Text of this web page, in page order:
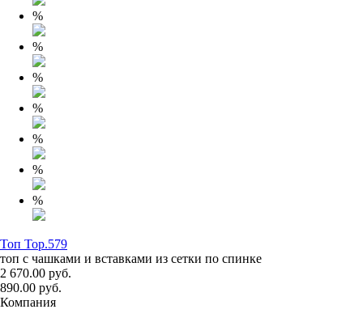
%
%
%
%
%
%
%
Топ Top.579
топ с чашками и вставками из сетки по спинке
2 670.00 руб.
890.00 руб.
Компания